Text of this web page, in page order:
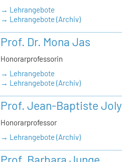
→ Lehrangebote
→ Lehrangebote (Archiv)
Prof. Dr. Mona Jas
Honorarprofessorin
→ Lehrangebote
→ Lehrangebote (Archiv)
Prof. Jean-Baptiste Joly
Honorarprofessor
→ Lehrangebote (Archiv)